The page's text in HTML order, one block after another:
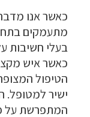
כאשר אנו
מתעמקים
בעלי חשיבות
כאשר איש
הטיפול
ישיר למטופל.
המתפרשת על